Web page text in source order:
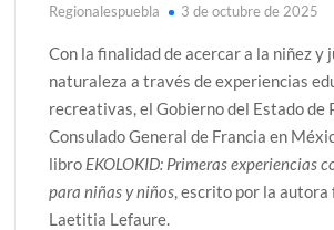
Regionalespuebla 3 de octubre de 2025
Con la finalidad de acercar a la niñez y
naturaleza a través de experiencias
recreativas, el Gobierno del Estado de
Consulado General de Francia en
libro EKOLOKID: Primeras experiencias
para niñas y niños, escrito por la autora
Laetitia Lefaure.